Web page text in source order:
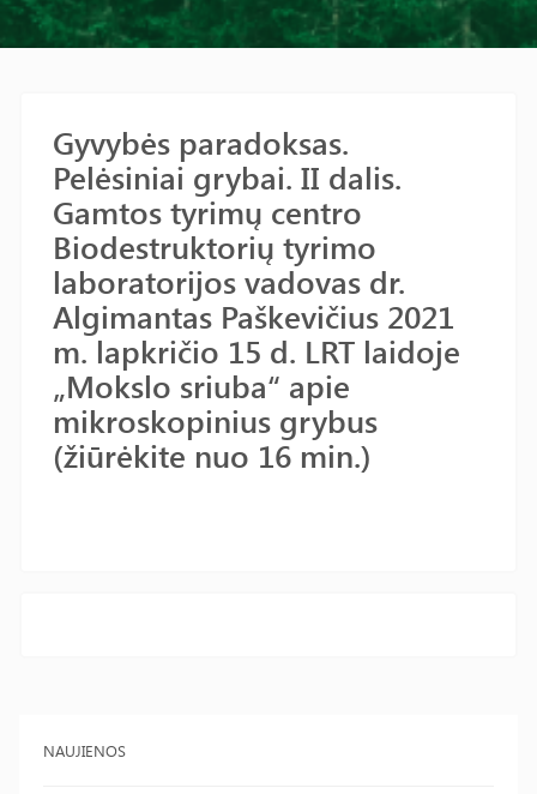
NAUJIENOS
Gyvybės paradoksas.
Pelėsiniai grybai. II dalis.
Gamtos tyrimų centro
Biodestruktorių tyrimo
laboratorijos vadovas dr.
Algimantas Paškevičius 2021
m. lapkričio 15 d. LRT laidoje
„Mokslo sriuba“ apie
mikroskopinius grybus
(žiūrėkite nuo 16 min.)